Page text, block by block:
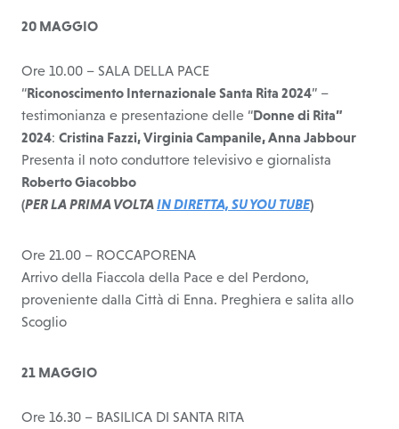
20 MAGGIO
Ore 10.00 – SALA DELLA PACE
“Riconoscimento Internazionale Santa Rita 2024” –
testimonianza e presentazione delle “Donne di Rita”
2024: Cristina Fazzi, Virginia Campanile, Anna Jabbour
Presenta il noto conduttore televisivo e giornalista
Roberto Giacobbo
(PER LA PRIMA VOLTAIN DIRETTA, SU YOU TUBE)
Ore 21.00 – ROCCAPORENA
Arrivo della Fiaccola della Pace e del Perdono,
proveniente dalla Città di Enna. Preghiera e salita allo
Scoglio
21 MAGGIO
Ore 16.30 – BASILICA DI SANTA RITA